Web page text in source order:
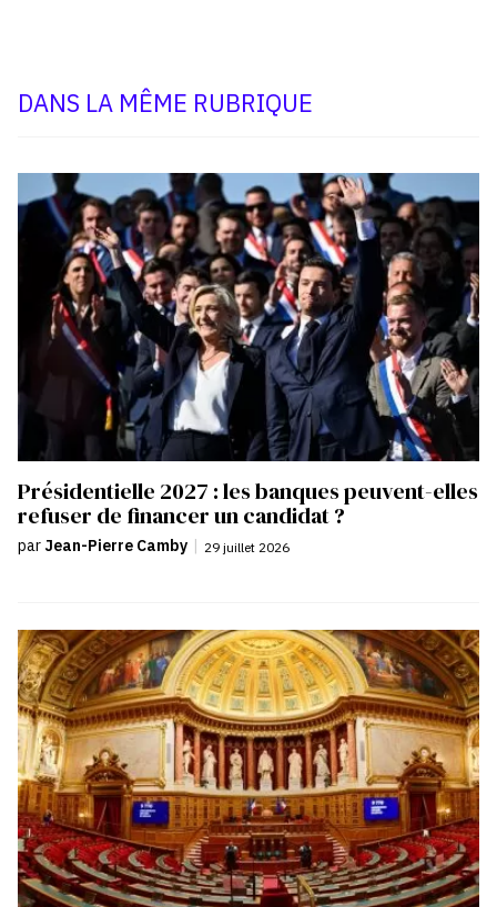
DANS LA MÊME RUBRIQUE
Présidentielle 2027 : les banques peuvent-elles
refuser de financer un candidat ?
par Jean-Pierre Camby | 29 juillet 2026